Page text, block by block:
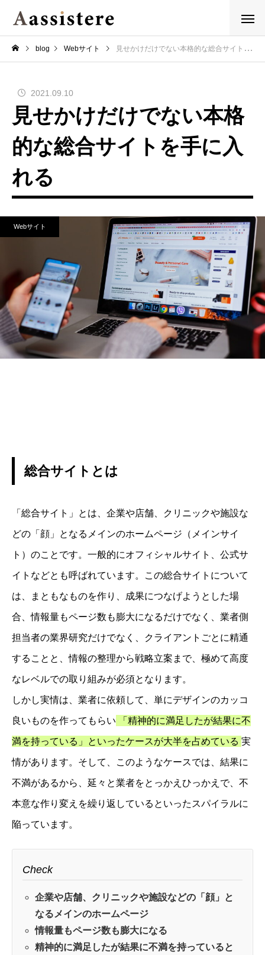
blog Webサイト 見せかけだけでない本格的な総合サイトを手に入れる
2021.09.10
見せかけだけでない本格
的な総合サイトを手に入
れる
Webサイト
総合サイトとは
「総合サイト」とは、企業や店舗、クリニックや施設な
どの「顔」となるメインのホームページ（メインサイ
ト）のことです。一般的にオフィシャルサイト、公式サ
イトなどとも呼ばれています。この総合サイトについて
は、まともなものを作り、成果につなげようとした場
合、情報量もページ数も膨大になるだけでなく、業者側
担当者の業界研究だけでなく、クライアントごとに精通
することと、情報の整理から戦略立案まで、極めて高度
なレベルでの取り組みが必須となります。
しかし実情は、業者に依頼して、単にデザインのカッコ
良いものを作ってもらい 「精神的に満足したが結果に不
満を持っている」といったケースが大半を占めている 実
情があります。そして、このようなケースでは、結果に
不満があるから、延々と業者をとっかえひっかえで、不
本意な作り変えを繰り返しているといったスパイラルに
陥っています。
Check
企業や店舗、クリニックや施設などの「顔」と
なるメインのホームページ
情報量もページ数も膨大になる
精神的に満足したが結果に不満を持っていると